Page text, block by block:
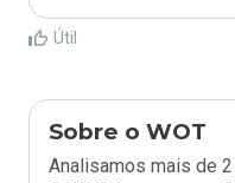
Útil
Sobre o WOT
Analisamos mais de